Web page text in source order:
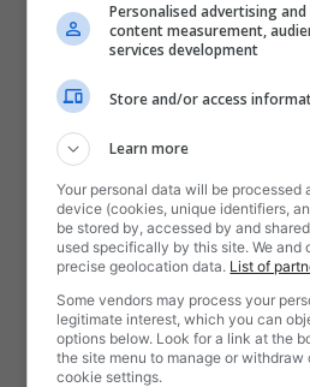
Personalised advertising
content measurement,
services development
Store and/or access
Learn more
Your personal data will be processed
device (cookies, unique identifiers,
be stored by, accessed by and
used specifically by this site. We and
precise geolocation data. List of
Some vendors may process your
legitimate interest, which you can
options below. Look for a link at the
the site menu to manage or
cookie settings.